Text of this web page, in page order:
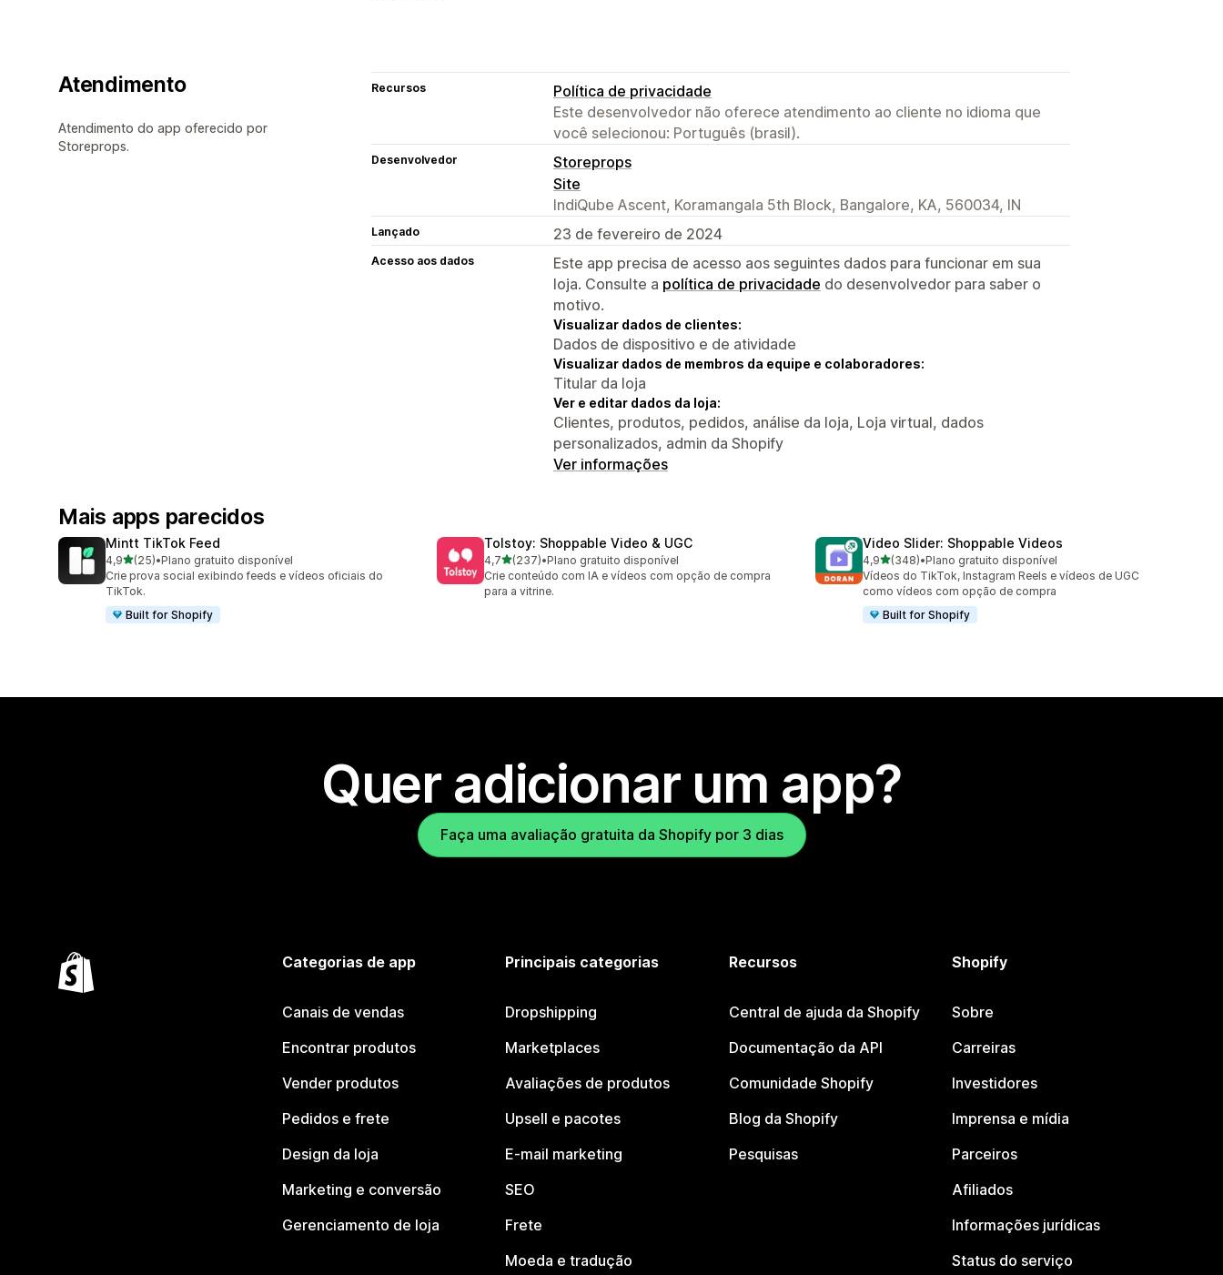
Atendimento
Atendimento do app oferecido por
Storeprops.
Recursos
Política de privacidade
Este desenvolvedor não oferece atendimento ao cliente no idioma que
você selecionou: Português (brasil).
Desenvolvedor
Storeprops
Site
IndiQube Ascent, Koramangala 5th Block, Bangalore, KA, 560034, IN
Lançado 23 de fevereiro de 2024
Acesso aos dados
Este app precisa de acesso aos seguintes dados para funcionar em sua
loja. Consulte a política de privacidade do desenvolvedor para saber o
motivo.
Visualizar dados de clientes:
Dados de dispositivo e de atividade
Visualizar dados de membros da equipe e colaboradores:
Titular da loja
Ver e editar dados da loja:
Clientes, produtos, pedidos, análise da loja, Loja virtual, dados
personalizados, admin da Shopify
Ver informações
Mais apps parecidos
Mintt TikTok Feed
4,9de 5 estrelas
(25)
25 avaliações ao todo
•Plano gratuito disponível
Crie prova social exibindo feeds e vídeos oficiais do
TikTok.
Built for Shopify
Tolstoy: Shoppable Video & UGC
4,7de 5 estrelas
(237)
237 avaliações ao todo
•Plano gratuito disponível
Crie conteúdo com IA e vídeos com opção de compra
para a vitrine.
Video Slider: Shoppable Videos
4,9de 5 estrelas
(348)
348 avaliações ao todo
•Plano gratuito disponível
Vídeos do TikTok, Instagram Reels e vídeos de UGC
como vídeos com opção de compra
Built for Shopify
Quer adicionar um app?
Faça uma avaliação gratuita da Shopify por 3 dias
Categorias de app
Canais de vendas
Encontrar produtos
Vender produtos
Pedidos e frete
Design da loja
Marketing e conversão
Gerenciamento de loja
Principais categorias
Dropshipping
Marketplaces
Avaliações de produtos
Upsell e pacotes
E-mail marketing
SEO
Frete
Moeda e tradução
Recursos
Central de ajuda da Shopify
Documentação da API
Comunidade Shopify
Blog da Shopify
Pesquisas
Shopify
Sobre
Carreiras
Investidores
Imprensa e mídia
Parceiros
Afiliados
Informações jurídicas
Status do serviço